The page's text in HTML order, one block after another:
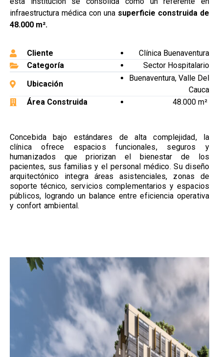
infraestructura médica con una superficie construida de
48.000 m².
Cliente
Clínica Buenaventura
Categoría
Sector Hospitalario
Ubicación
Buenaventura, Valle Del
Cauca
Área Construida
48.000 m²
Concebida bajo estándares de alta complejidad, la
clínica ofrece espacios funcionales, seguros y
humanizados que priorizan el bienestar de los
pacientes, sus familias y el personal médico. Su diseño
arquitectónico integra áreas asistenciales, zonas de
soporte técnico, servicios complementarios y espacios
públicos, logrando un balance entre eficiencia operativa
y confort ambiental.